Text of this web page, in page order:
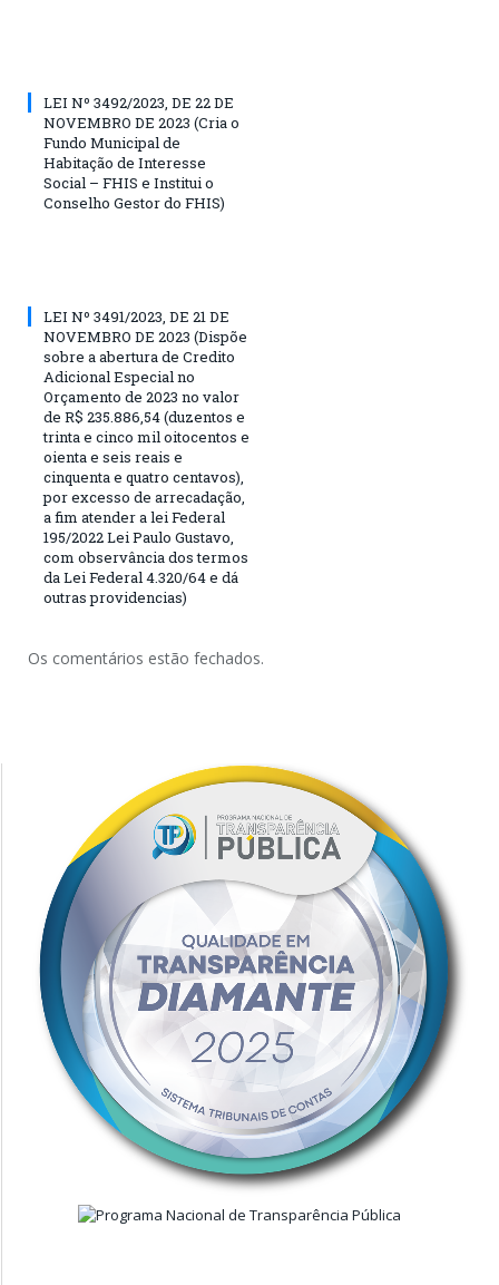
LEI Nº 3492/2023, DE 22 DE
NOVEMBRO DE 2023 (Cria o
Fundo Municipal de
Habitação de Interesse
Social – FHIS e Institui o
Conselho Gestor do FHIS)
LEI Nº 3491/2023, DE 21 DE
NOVEMBRO DE 2023 (Dispõe
sobre a abertura de Credito
Adicional Especial no
Orçamento de 2023 no valor
de R$ 235.886,54 (duzentos e
trinta e cinco mil oitocentos e
oienta e seis reais e
cinquenta e quatro centavos),
por excesso de arrecadação,
a fim atender a lei Federal
195/2022 Lei Paulo Gustavo,
com observância dos termos
da Lei Federal 4.320/64 e dá
outras providencias)
Os comentários estão fechados.